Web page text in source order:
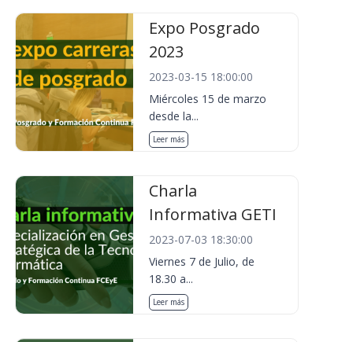
Expo Posgrado
2023
2023-03-15 18:00:00
Miércoles 15 de marzo
desde la...
Leer más
Charla
Informativa GETI
2023-07-03 18:30:00
Viernes 7 de Julio, de
18.30 a...
Leer más